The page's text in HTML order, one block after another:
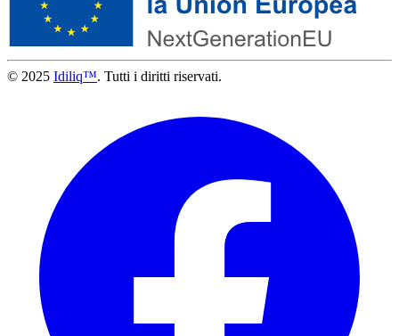
© 2025 Idiliq™. Tutti i diritti riservati.